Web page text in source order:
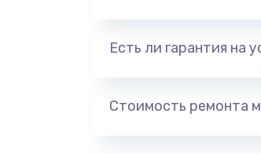
Есть ли гарантия на
Стоимость ремонта